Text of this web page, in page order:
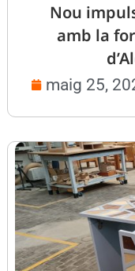
Nou
amb la
maig 25,